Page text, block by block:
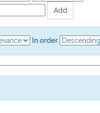
In order